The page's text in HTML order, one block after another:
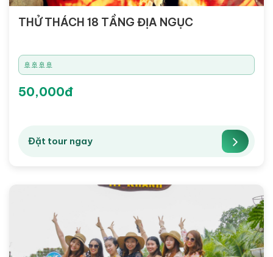
THỬ THÁCH 18 TẦNG ĐỊA NGỤC
🚢🚢🚢🚢
50,000đ
Đặt tour ngay